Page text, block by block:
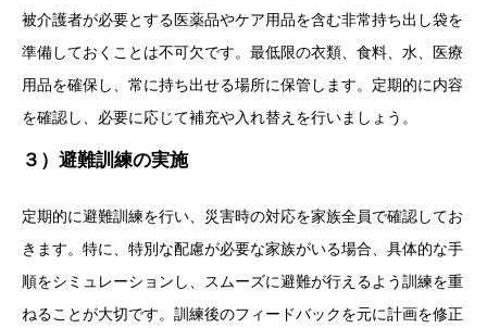
被介護者が必要とする医薬品やケア用品を含む非常持ち出し袋を
準備しておくことは不可欠です。最低限の衣類、食料、水、医療
用品を確保し、常に持ち出せる場所に保管します。定期的に内容
を確認し、必要に応じて補充や入れ替えを行いましょう。
３）避難訓練の実施
定期的に避難訓練を行い、災害時の対応を家族全員で確認してお
きます。特に、特別な配慮が必要な家族がいる場合、具体的な手
順をシミュレーションし、スムーズに避難が行えるよう訓練を重
ねることが大切です。訓練後のフィードバックを元に計画を修正